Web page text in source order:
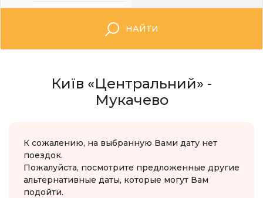
НАЙТИ
Київ «Центральний» -
Мукачево
К сожалению, на выбранную Вами дату нет
поездок.
Пожалуйста, посмотрите предложенные другие
альтернативные даты, которые могут Вам
подойти.